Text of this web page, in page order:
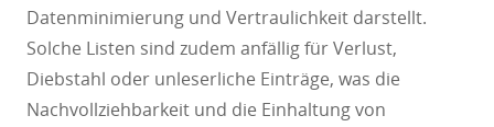
Datenminimierung und Vertraulichkeit darstellt.
Solche Listen sind zudem anfällig für Verlust,
Diebstahl oder unleserliche Einträge, was die
Nachvollziehbarkeit und die Einhaltung von